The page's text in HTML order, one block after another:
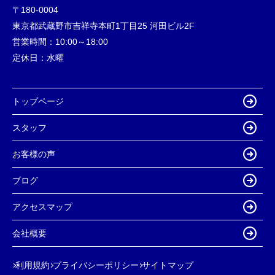
〒180-0004
東京都武蔵野市吉祥寺本町1丁目25 河田ビル2F
営業時間： 10:00～18:00
定休日： 水曜
トップページ
スタッフ
お客様の声
ブログ
アクセスマップ
会社概要
利用規約 プライバシーポリシー サイトマップ